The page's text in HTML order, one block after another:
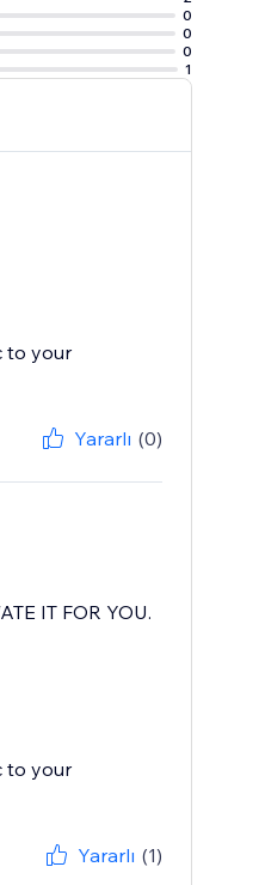
0
0
0
1
to your
Yararlı (0)
IT FOR YOU.
to your
Yararlı (1)